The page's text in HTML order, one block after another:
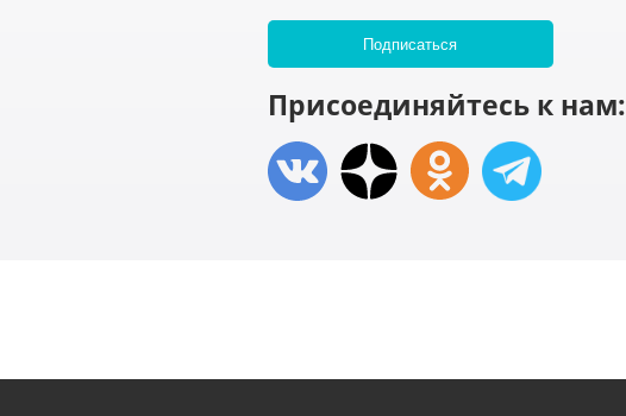
Присоединяйтесь к нам: